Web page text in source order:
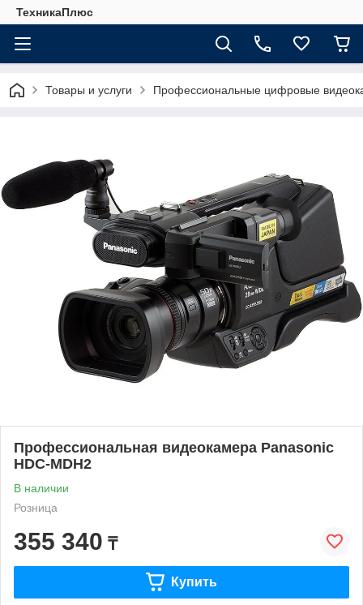
ТехникаПлюс
Товары и услуги Профессиональные цифровые
Профессиональная видеокамера Panasonic
HDC-MDH2
В наличии
Розница
355 340 ₸
Купить